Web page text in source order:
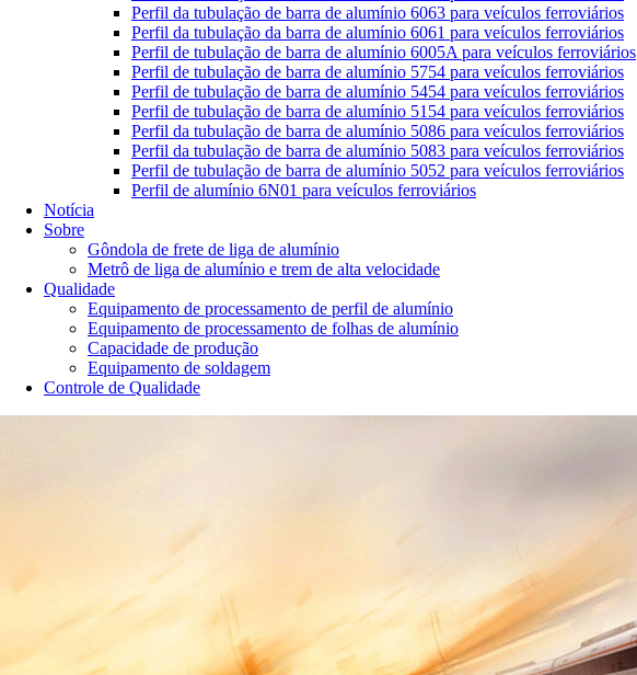
Perfil da tubulação de barra de alumínio 6063 para veículos ferroviários
Perfil da tubulação da barra de alumínio 6061 para veículos ferroviários
Perfil de tubulação de barra de alumínio 6005A para veículos ferroviários
Perfil de tubulação de barra de alumínio 5754 para veículos ferroviários
Perfil de tubulação de barra de alumínio 5454 para veículos ferroviários
Perfil de tubulação de barra de alumínio 5154 para veículos ferroviários
Perfil da tubulação de barra de alumínio 5086 para veículos ferroviários
Perfil da tubulação de barra de alumínio 5083 para veículos ferroviários
Perfil de tubulação de barra de alumínio 5052 para veículos ferroviários
Perfil de alumínio 6N01 para veículos ferroviários
Notícia
Sobre
Gôndola de frete de liga de alumínio
Metrô de liga de alumínio e trem de alta velocidade
Qualidade
Equipamento de processamento de perfil de alumínio
Equipamento de processamento de folhas de alumínio
Capacidade de produção
Equipamento de soldagem
Controle de Qualidade